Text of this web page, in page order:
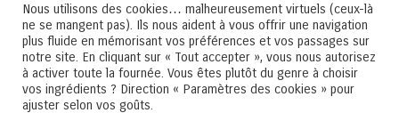
30 juillet 2025
Rentrée 2025-2026
5 juillet 2025
Nous utilisons des cookies… malheureusement virtuels (ceux-là
ne se mangent pas). Ils nous aident à vous offrir une navigation
plus fluide en mémorisant vos préférences et vos passages sur
notre site. En cliquant sur « Tout accepter », vous nous autorisez
à activer toute la fournée. Vous êtes plutôt du genre à choisir
vos ingrédients ? Direction « Paramètres des cookies » pour
ajuster selon vos goûts.